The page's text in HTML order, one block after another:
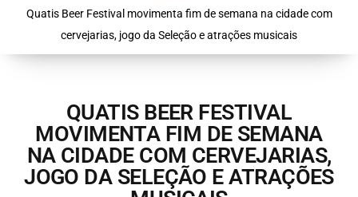
Quatis Beer Festival movimenta fim de semana na cidade com
cervejarias, jogo da Seleção e atrações musicais
QUATIS BEER FESTIVAL
MOVIMENTA FIM DE SEMANA
NA CIDADE COM CERVEJARIAS,
JOGO DA SELEÇÃO E ATRAÇÕES